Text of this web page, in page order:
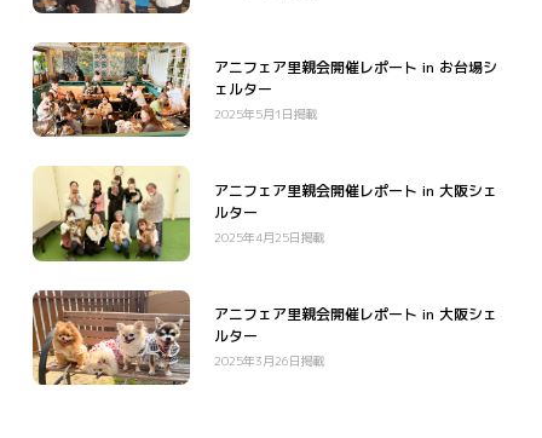
アニフェア里親会開催レポート in お台場シ
ェルター
2025年5月1日掲載
アニフェア里親会開催レポート in 大阪シェ
ルター
2025年4月25日掲載
アニフェア里親会開催レポート in 大阪シェ
ルター
2025年3月26日掲載